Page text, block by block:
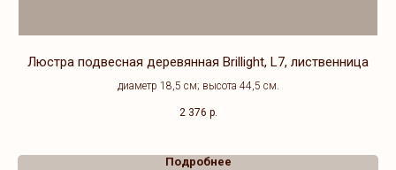
Люстра подвесная деревянная Brillight, L7, лиственница
диаметр 18,5 см; высота 44,5 см.
2 376 р.
Подробнее